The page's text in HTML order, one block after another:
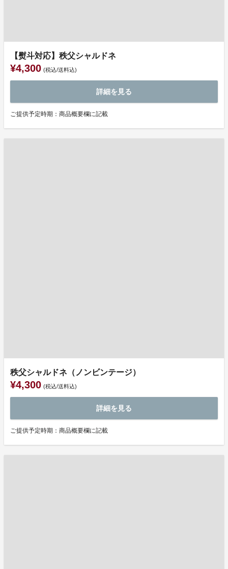
【熨斗対応】秩父シャルドネ
¥4,300 (税込/送料込)
詳細を見る
ご提供予定時期：商品概要欄に記載
秩父シャルドネ（ノンビンテージ）
¥4,300 (税込/送料込)
詳細を見る
ご提供予定時期：商品概要欄に記載